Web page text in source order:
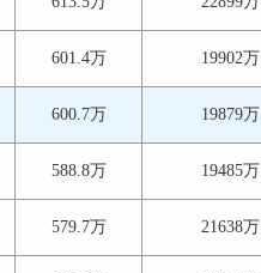
601.4万 19902万
600.7万 19879万
588.8万 19485万
579.7万 21638万